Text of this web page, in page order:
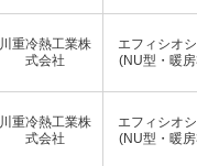
川重冷熱工業株
式会社
エフィシオ
(NU型・暖
川重冷熱工業株
式会社
エフィシオ
(NU型・暖